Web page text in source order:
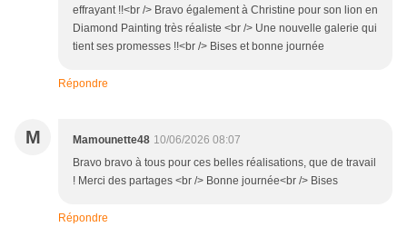
effrayant !!<br /> Bravo également à Christine pour son lion en
Diamond Painting très réaliste <br /> Une nouvelle galerie qui
tient ses promesses !!<br /> Bises et bonne journée
Répondre
M Mamounette48 10/06/2026 08:07
Bravo bravo à tous pour ces belles réalisations, que de travail
! Merci des partages <br /> Bonne journée<br /> Bises
Répondre